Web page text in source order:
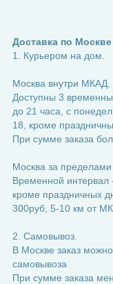
Доставка по
1. Курьером на дом.
Москва внутри МКАД.
Доступны 3
до 21 часа, с
18, кроме
При сумме заказа
Москва за
Временной интервал
кроме праздничных
300руб, 5-10 км от
2. Самовывоз.
В Москве заказ
самовывоза
При сумме заказа